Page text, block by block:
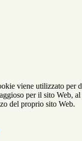
viene utilizzato per
per il sito Web,
del proprio sito Web.